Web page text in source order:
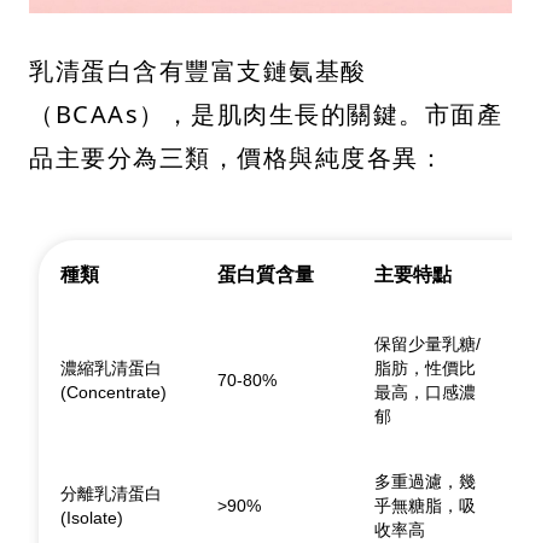
乳清蛋白含有豐富支鏈氨基酸
（BCAAs），是肌肉生長的關鍵。市面產
品主要分為三類，價格與純度各異：
種類 蛋白質含量 主要特點
濃縮乳清蛋白
(Concentrate)
70-80%
保留少量乳糖/
脂肪，性價比
最高，口感濃
郁
分離乳清蛋白
(Isolate)
>90%
多重過濾，幾
乎無糖脂，吸
收率高